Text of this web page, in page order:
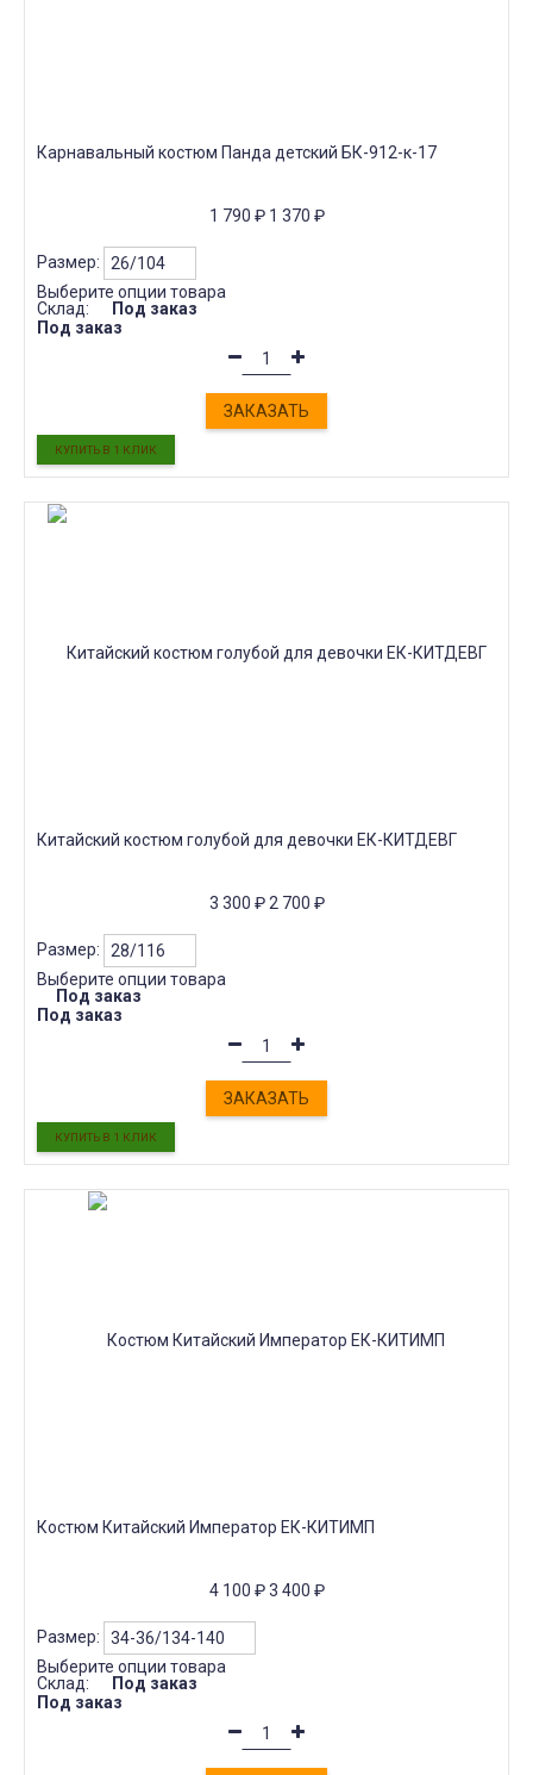
Карнавальный костюм Панда детский БК-912-к-17
1 790 ₽ 1 370 ₽
Размер:
Выберите опции товара
Склад:
Под заказ
Под заказ
ЗАКАЗАТЬ
Китайский костюм голубой для девочки ЕК-КИТДЕВГ
3 300 ₽ 2 700 ₽
Размер:
Выберите опции товара
Под заказ
Под заказ
ЗАКАЗАТЬ
Костюм Китайский Император ЕК-КИТИМП
4 100 ₽ 3 400 ₽
Размер:
Выберите опции товара
Склад:
Под заказ
Под заказ